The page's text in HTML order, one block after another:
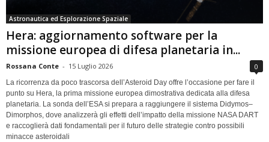
Astronautica ed Esplorazione Spaziale
Hera: aggiornamento software per la
missione europea di difesa planetaria in...
Rossana Conte - 15 Luglio 2026 0
La ricorrenza da poco trascorsa dell’Asteroid Day offre l’occasione per fare il
punto su Hera, la prima missione europea dimostrativa dedicata alla difesa
planetaria. La sonda dell’ESA si prepara a raggiungere il sistema Didymos–
Dimorphos, dove analizzerà gli effetti dell’impatto della missione NASA DART
e raccoglierà dati fondamentali per il futuro delle strategie contro possibili
minacce asteroidali